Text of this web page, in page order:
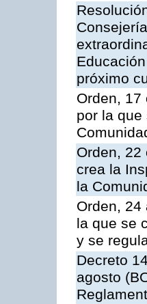
próximo
Orden, 17
por la
Orden, 22
crea la
la
Orden, 24
la que se
y se
Decreto
agosto